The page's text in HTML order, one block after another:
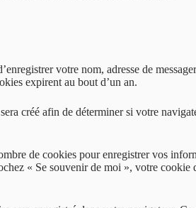
votre nom, adresse de
expirent au bout d’un an.
créé afin de déterminer si votre
de cookies pour enregistrer vos
« Se souvenir de moi », votre